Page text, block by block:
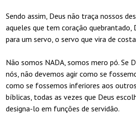
Sendo assim, Deus não traça nossos
aqueles que tem coração quebrantado,
para um servo, o servo que vira de
Não somos NADA, somos mero pó. Se
nós, não devemos agir como se
como se fossemos inferiores aos
bíblicas, todas as vezes que Deus
designa-lo em funções de servidão.